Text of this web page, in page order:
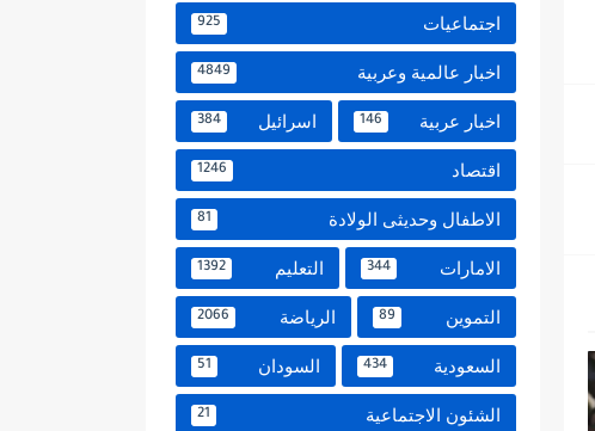
اجتماعيات 925
اخبار عالمية وعربية 4849
اخبار عربية 146 اسرائيل 384
اقتصاد 1246
الاطفال وحديثى الولادة 81
الامارات 344 التعليم 1392
التموين 89 الرياضة 2066
السعودية 434 السودان 51
الشئون الاجتماعية 21